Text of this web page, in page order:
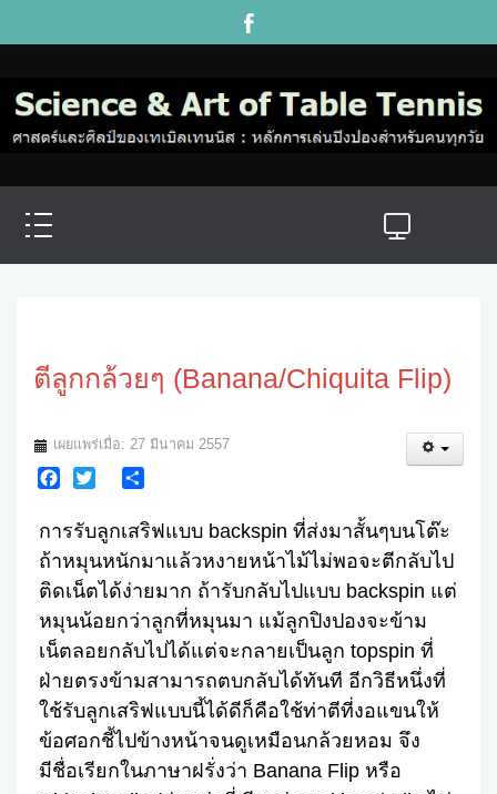
ตีลูกกล้วยๆ (Banana/Chiquita Flip)
เผยแพร่เมื่อ: 27 มีนาคม 2557
การรับลูกเสริฟแบบ backspin ที่ส่งมาสั้นๆบนโต๊ะ
ถ้าหมุนหนักมาแล้วหงายหน้าไม้ไม่พอจะตีกลับไป
ติดเน็ตได้ง่ายมาก ถ้ารับกลับไปแบบ backspin แต่
หมุนน้อยกว่าลูกที่หมุนมา แม้ลูกปิงปองจะข้าม
เน็ตลอยกลับไปได้แต่จะกลายเป็นลูก topspin ที่
ฝ่ายตรงข้ามสามารถตบกลับได้ทันที อีกวิธีหนึ่งที่
ใช้รับลูกเสริฟแบบนี้ได้ดีก็คือใช้ท่าตีที่งอแขนให้
ข้อศอกชี้ไปข้างหน้าจนดูเหมือนกล้วยหอม จึง
มีชื่อเรียกในภาษาฝรั่งว่า Banana Flip หรือ